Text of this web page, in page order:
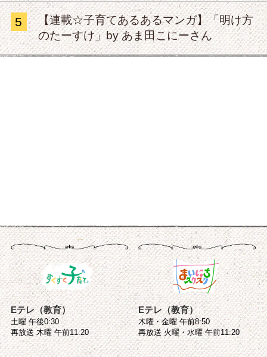
5
【連載☆子育てあるあるマンガ】「明け方
のたーすけ」by あま田こにーさん
Eテレ（教育）
土曜 午後0:30
再放送 木曜 午前11:20
Eテレ（教育）
木曜・金曜 午前8:50
再放送 火曜・水曜 午前11:20